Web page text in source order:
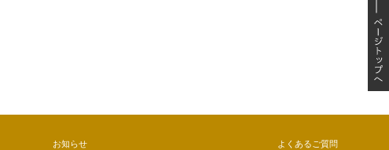
お知らせ
よくあるご質問